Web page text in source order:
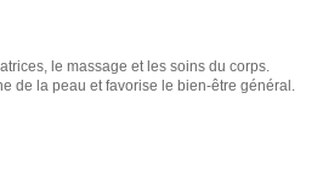
le massage et les soins du corps.
de la peau et favorise le bien-être général.